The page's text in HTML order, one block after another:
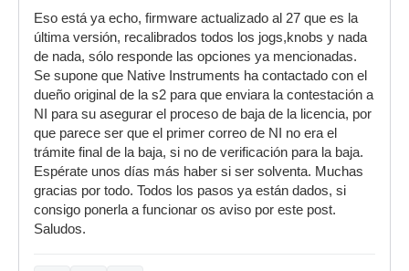
Eso está ya echo, firmware actualizado al 27 que es la
última versión, recalibrados todos los jogs,knobs y nada
de nada, sólo responde las opciones ya mencionadas.
Se supone que Native Instruments ha contactado con el
dueño original de la s2 para que enviara la contestación a
NI para su asegurar el proceso de baja de la licencia, por
que parece ser que el primer correo de NI no era el
trámite final de la baja, si no de verificación para la baja.
Espérate unos días más haber si ser solventa. Muchas
gracias por todo. Todos los pasos ya están dados, si
consigo ponerla a funcionar os aviso por este post.
Saludos.